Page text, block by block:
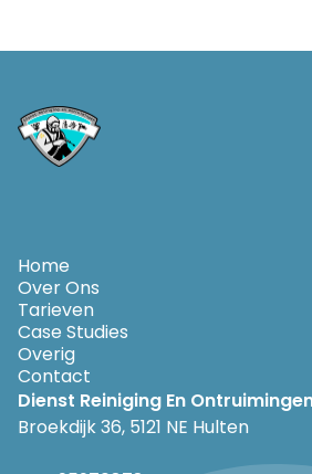
Home
Over Ons
Tarieven
Case Studies
Overig
Contact
Dienst Reiniging En
Broekdijk 36, 5121 NE Hulten